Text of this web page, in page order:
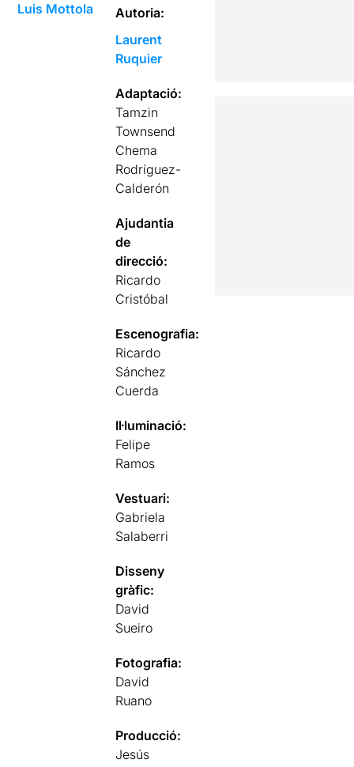
Luis Mottola
Autoria:
Laurent
Ruquier
Adaptació:
Tamzin
Townsend
Chema
Rodríguez-
Calderón
Ajudantia
de
direcció:
Ricardo
Cristóbal
Escenografia:
Ricardo
Sánchez
Cuerda
Il·luminació:
Felipe
Ramos
Vestuari:
Gabriela
Salaberri
Disseny
gràfic:
David
Sueiro
Fotografia:
David
Ruano
Producció:
Jesús